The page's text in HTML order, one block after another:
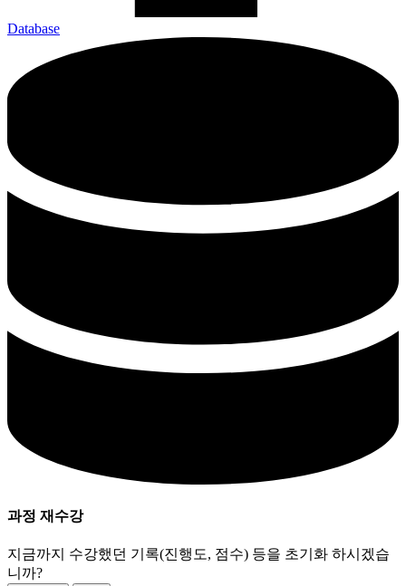
Database
과정 재수강
지금까지 수강했던 기록(진행도, 점수) 등을 초기화 하시겠습
니까?